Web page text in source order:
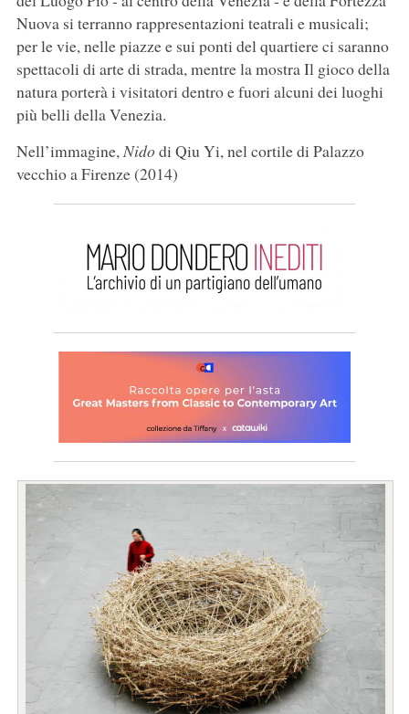
Nuova si terranno rappresentazioni teatrali e musicali;
per le vie, nelle piazze e sui ponti del quartiere ci saranno
spettacoli di arte di strada, mentre la mostra Il gioco della
natura porterà i visitatori dentro e fuori alcuni dei luoghi
più belli della Venezia.
Nell’immagine,Nidodi Qiu Yi, nel cortile di Palazzo
vecchio a Firenze (2014)